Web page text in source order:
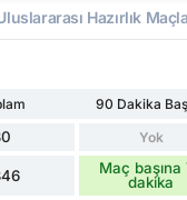
Hazırlık
90 Dakika
Yok
Maç başına
dakika